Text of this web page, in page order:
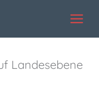
Landesebene